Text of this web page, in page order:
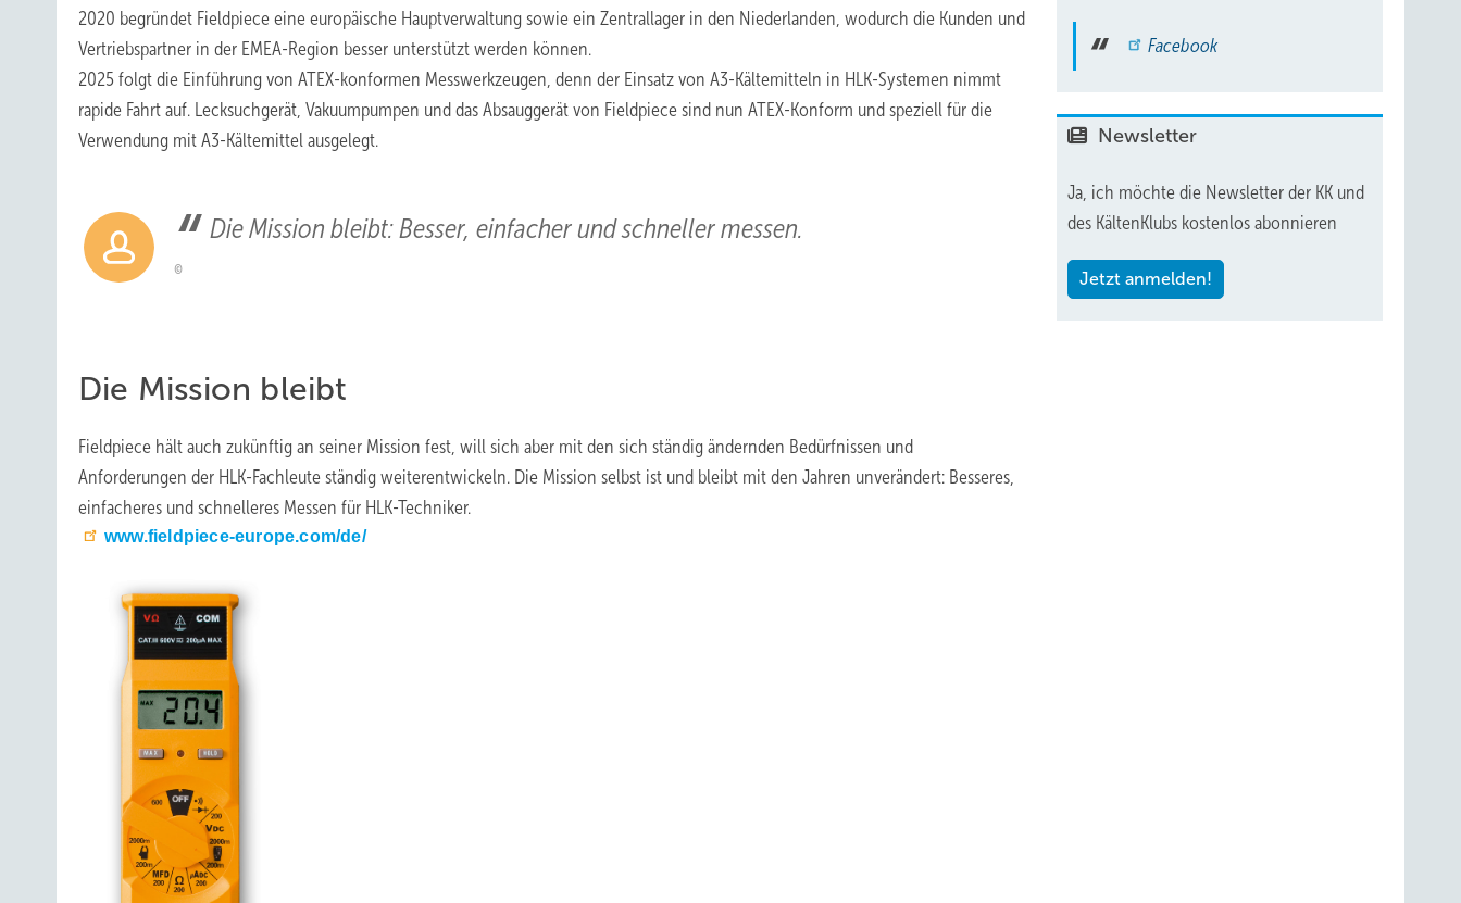
2020 begründet Fieldpiece eine europäische Hauptverwaltung sowie ein Zentrallager in den Niederlanden, wodurch die Kunden und
Vertriebspartner in der EMEA-Region besser unterstützt werden können.
2025 folgt die Einführung von ATEX-konformen Messwerkzeugen, denn der Einsatz von A3-Kältemitteln in HLK-Systemen nimmt
rapide Fahrt auf. Lecksuchgerät, Vakuumpumpen und das Absauggerät von Fieldpiece sind nun ATEX-Konform und speziell für die
Verwendung mit A3-Kältemittel ausgelegt.
Die Mission bleibt: Besser, einfacher und schneller messen.
Die Mission bleibt
Fieldpiece hält auch zukünftig an seiner Mission fest, will sich aber mit den sich ständig ändernden Bedürfnissen und
Anforderungen der HLK-Fachleute ständig weiterentwickeln. Die Mission selbst ist und bleibt mit den Jahren unverändert: Besseres,
einfacheres und schnelleres Messen für HLK-Techniker.
www.fieldpiece-europe.com/de/
Facebook
Newsletter
Ja, ich möchte die Newsletter der KK und
des KältenKlubs kostenlos abonnieren
Jetzt anmelden!